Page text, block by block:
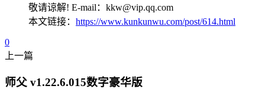
敬请谅解! E-mail：kkw@vip.qq.com
本文链接： https://www.kunkunwu.com/post/614.html
0
上一篇
师父 v1.22.6.015数字豪华版